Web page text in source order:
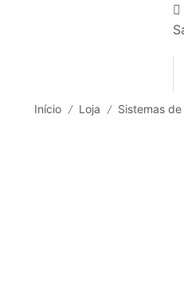
Início / Loja / Sistemas